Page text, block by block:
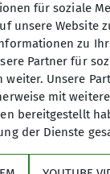
Mir ist
jederzeit
für soziale
unsere Website
zu
Partner für
weiter. Unsere
mit
bereitgestellt
der Dienste